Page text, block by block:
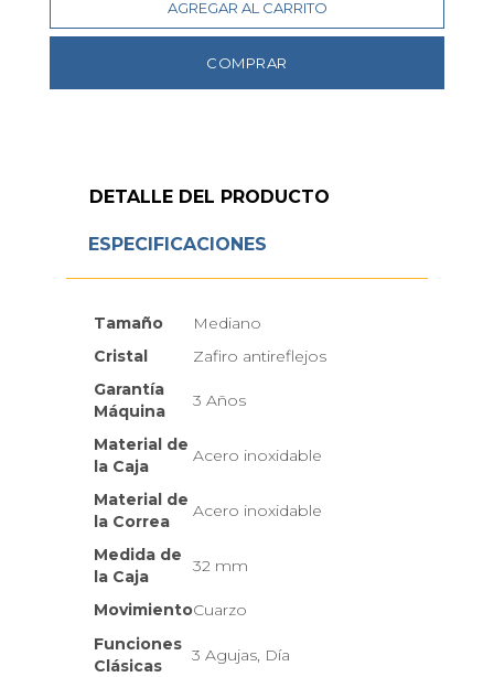
AGREGAR AL CARRITO
COMPRAR
DETALLE DEL PRODUCTO
ESPECIFICACIONES
Tamaño
Mediano
Cristal
Zafiro antireflejos
Garantía
Máquina
3 Años
Material de
la Caja
Acero inoxidable
Material de
la Correa
Acero inoxidable
Medida de
la Caja
32 mm
MovimientoCuarzo
Funciones
Clásicas
3 Agujas, Día